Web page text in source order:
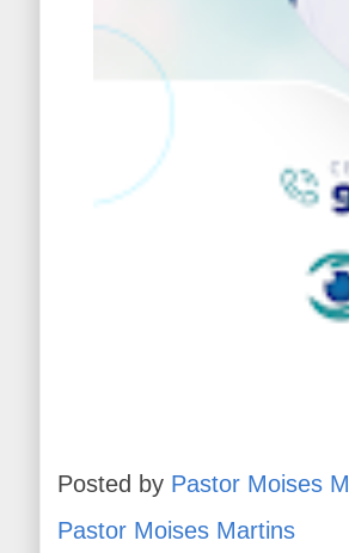
Posted by Pastor Moises
Pastor Moises Martins